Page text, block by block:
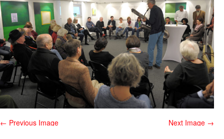
← Previous Image Next Image →